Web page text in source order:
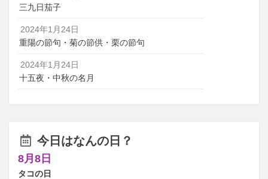
三九日茄子
2024年1月24日
重陽の節句・菊の節供・栗の節句
2024年1月24日
十五夜・中秋の名月
今日はなんの日？
8月8日
タコの日